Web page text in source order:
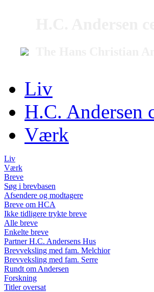
Liv
H.C. Andersen
Værk
Liv
Værk
Breve
Søg i brevbasen
Afsendere og modtagere
Breve om HCA
Ikke tidligere trykte breve
Alle breve
Enkelte breve
Partner H.C. Andersens Hus
Brevveksling med fam. Melchior
Brevveksling med fam. Serre
Rundt om Andersen
Forskning
Titler oversat